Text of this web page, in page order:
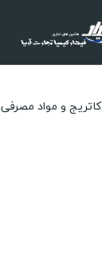
کاتریج و مواد مصرفی